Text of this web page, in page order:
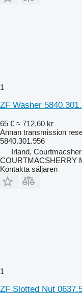
1
ZF Washer
65 € ≈ 712,60 kr
Annan transmission
5840.301.956
Irland,
COURTMACSHERRY
Kontakta säljaren
1
ZF Slotted Nut